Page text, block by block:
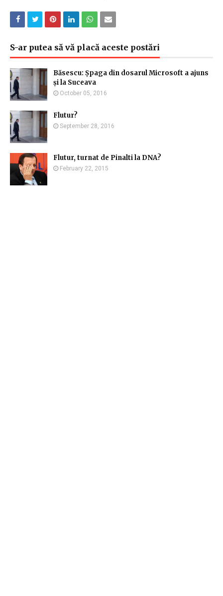
S-ar putea să vă placă aceste postări
Băsescu: Șpaga din dosarul Microsoft a ajuns
și la Suceava
October 05, 2016
Flutur?
September 28, 2016
Flutur, turnat de Pinalti la DNA?
February 22, 2015